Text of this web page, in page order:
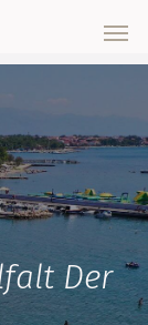
Der